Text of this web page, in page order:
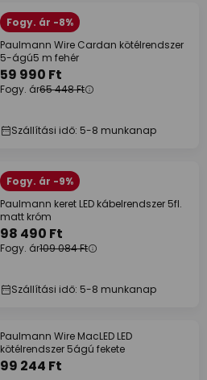
Fogy. ár -8%
Paulmann Wire Cardan kötélrendszer
5-ágú5 m fehér
59 990 Ft
Fogy. ár65 448 Ft
Szállítási idő: 5-8 munkanap
Fogy. ár -9%
Paulmann keret LED kábelrendszer 5fl.
matt króm
98 490 Ft
Fogy. ár109 084 Ft
Szállítási idő: 5-8 munkanap
Paulmann Wire MacLED LED
kötélrendszer 5ágú fekete
99 244 Ft